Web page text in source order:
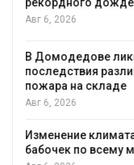
Авг
Авг 5,